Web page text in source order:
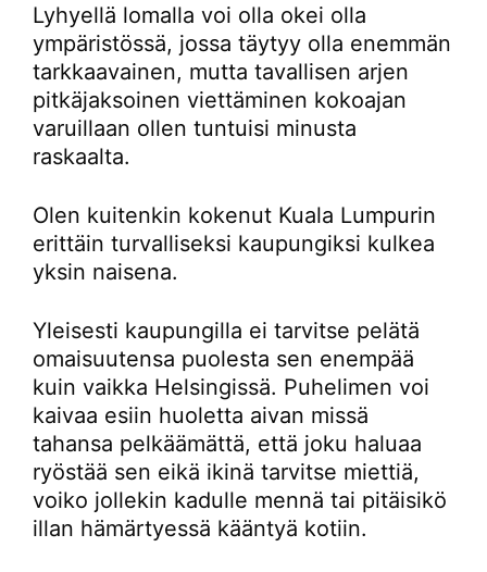
Lyhyellä lomalla voi olla okei olla
ympäristössä, jossa täytyy olla enemmän
tarkkaavainen, mutta tavallisen arjen
pitkäjaksoinen viettäminen kokoajan
varuillaan ollen tuntuisi minusta
raskaalta.
Olen kuitenkin kokenut Kuala Lumpurin
erittäin turvalliseksi kaupungiksi kulkea
yksin naisena.
Yleisesti kaupungilla ei tarvitse pelätä
omaisuutensa puolesta sen enempää
kuin vaikka Helsingissä. Puhelimen voi
kaivaa esiin huoletta aivan missä
tahansa pelkäämättä, että joku haluaa
ryöstää sen eikä ikinä tarvitse miettiä,
voiko jollekin kadulle mennä tai pitäisikö
illan hämärtyessä kääntyä kotiin.